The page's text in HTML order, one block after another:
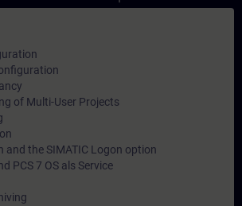
of Multi-User Projects
and the SIMATIC Logon option
PCS 7 OS als Service